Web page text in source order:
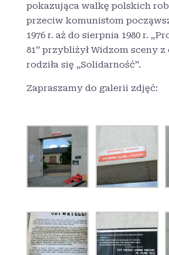
pokazująca walkę polskich
przeciw komunistom
1976 r. aż do sierpnia 1980 r.
81” przybliżył Widzom sceny
rodziła się „Solidarność”.
Zapraszamy do galerii zdjęć: